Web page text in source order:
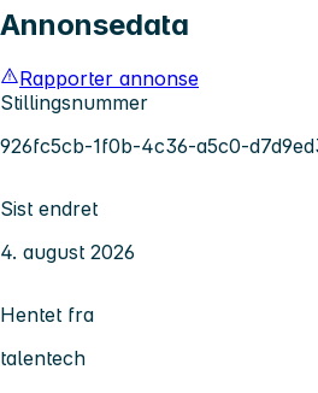
Annonsedata
Rapporter annonse
Stillingsnummer
926fc5cb-1f0b-4c36-a5c0-
Sist endret
4. august 2026
Hentet fra
talentech